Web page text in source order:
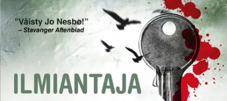
Tarkista myymäläsaatavuus
Ei saatavilla
Tuotekuvaus